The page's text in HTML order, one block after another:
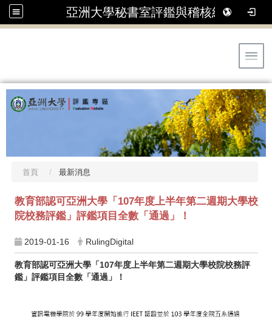
亞洲大學秘書室評鑑與稽核組
首頁 最新消息
教育部認可亞洲大學「107年度上半年第二週期大學校
院校務評鑑」評鑑項目全數「通過」！
2019-01-16 RulingDigital
教育部認可亞洲大學「107年度上半年第二週期大學校院校務評
鑑」評鑑項目全數「通過」！